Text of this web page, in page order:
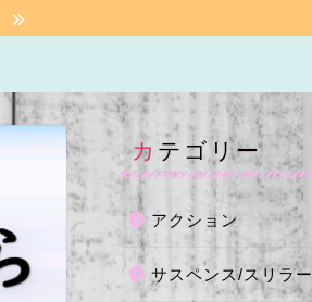
カテゴリー
アクション
サスペンス/スリラー